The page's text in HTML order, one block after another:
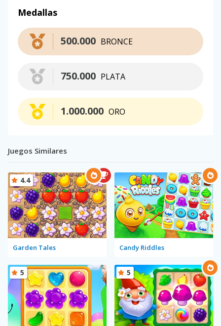
Medallas
BRONCE
500.000
PLATA
750.000
ORO
1.000.000
Juegos Similares
Garden Tales
4.4
Candy Riddles
5 5